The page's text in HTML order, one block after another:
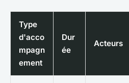
Type
d'acco
mpagn
ement
Dur
ée
Acteurs